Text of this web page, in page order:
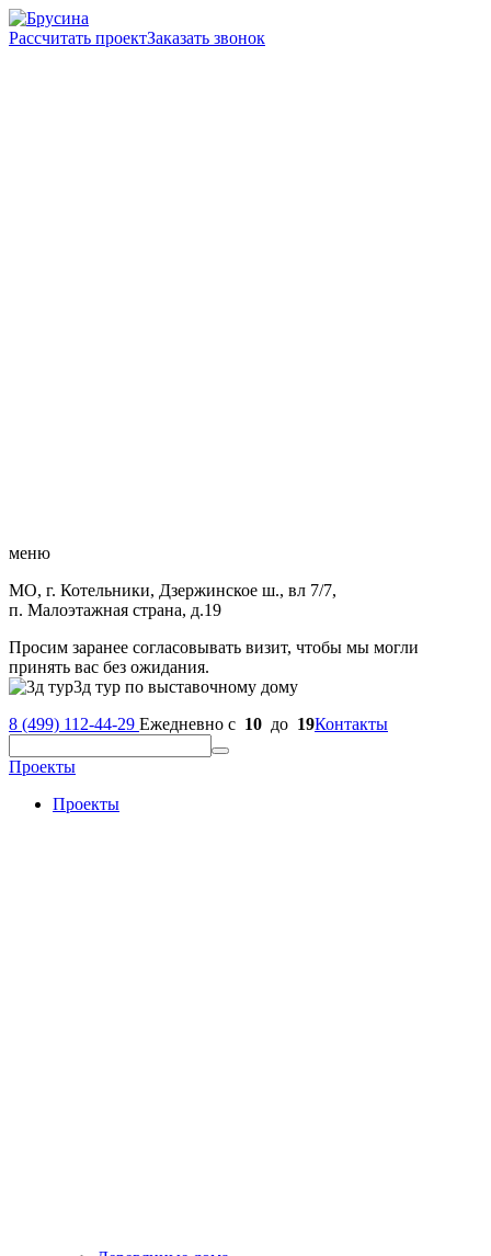
Рассчитать проектЗаказать звонок
меню
МО, г. Котельники, Дзержинское ш., вл 7/7,
п. Малоэтажная страна, д.19
Просим заранее согласовывать визит, чтобы мы могли
принять вас без ожидания.
3д тур по выставочному дому
8 (499) 112-44-29 Ежедневно с 10 до 19Контакты
Проекты
Проекты